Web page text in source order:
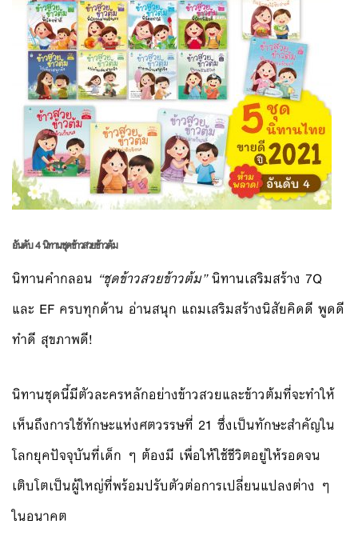
อันดับ 4 นิทานชุดข้าวสวยข้าวต้ม
นิทานคำกลอน “ชุดข้าวสวยข้าวต้ม”นิทานเสริมสร้าง 7Q
และ EF ครบทุกด้าน อ่านสนุก แถมเสริมสร้างนิสัยคิดดี พูดดี
ทำดี สุขภาพดี!
นิทานชุดนี้มีตัวละครหลักอย่างข้าวสวยและข้าวต้มที่จะทำให้
เห็นถึงการใช้ทักษะแห่งศตวรรษที่ 21 ซึ่งเป็นทักษะสำคัญใน
โลกยุคปัจจุบันที่เด็ก ๆ ต้องมี เพื่อให้ใช้ชีวิตอยู่ให้รอดจน
เติบโตเป็นผู้ใหญ่ที่พร้อมปรับตัวต่อการเปลี่ยนแปลงต่าง ๆ
ในอนาคต